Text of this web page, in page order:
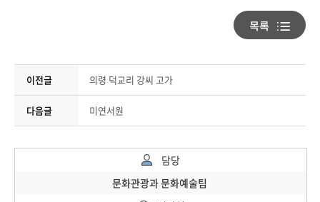
이전글 의령 덕교리 강씨 고가
다음글 미연서원
담당
문화관광과 문화예술팀